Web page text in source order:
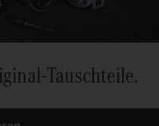
Tauschteile.